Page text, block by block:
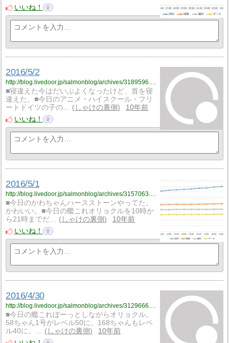
いいね！
0
2016/5/2
■寝違えた今はだいぶよくなったけど、首を寝
違えた。■今日のアニメ・ハイスクール・フリ
ートドイツの子の…
しゃけの裏側
10年前
いいね！
0
2016/5/1
■今日のかわちゃんハースストーンやってた。
かわいい。■今日の艦これオリョクルを10時か
ら21時までだ…
しゃけの裏側
10年前
いいね！
0
2016/4/30
■今日の艦これぼーっとしながらオリョクル。
58ちゃん1号がレベル50に。168ちゃんもレベ
ル40に。…
しゃけの裏側
10年前